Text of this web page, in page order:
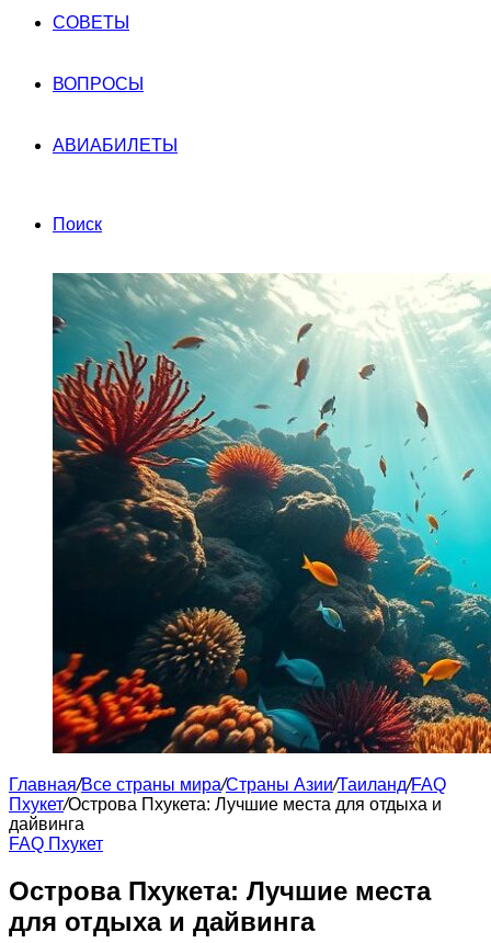
СОВЕТЫ
ВОПРОСЫ
АВИАБИЛЕТЫ
Поиск
Главная/Все страны мира/Страны Азии/Таиланд/FAQ
Пхукет/Острова Пхукета: Лучшие места для отдыха и
дайвинга
FAQ Пхукет
Острова Пхукета: Лучшие места
для отдыха и дайвинга